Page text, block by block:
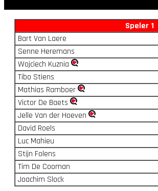
Speler 1
Bart Van Laere
Senne Heremans
Wojciech Kuznia
Tibo Stiens
Mathias Ramboer
Victor De Baets
Jelle Van der Hoeven
David Roels
Luc Mahieu
Stijn Folens
Tim De Cooman
Joachim Slock